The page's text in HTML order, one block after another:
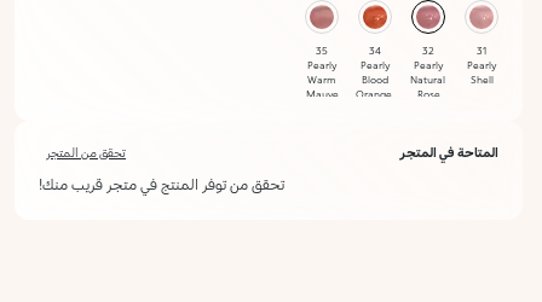
31
Pearly
Shell
محدد
32
Pearly
Natural
Rose
34
Pearly
Blood
Orange
35
Pearly
Warm
Mauve
المتاحة في المتجر تحقق من المتجر
تحقق من توفر المنتج في متجر قريب منك!